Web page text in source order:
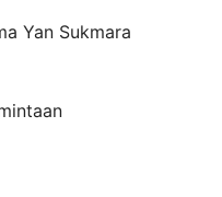
Yan Sukmara